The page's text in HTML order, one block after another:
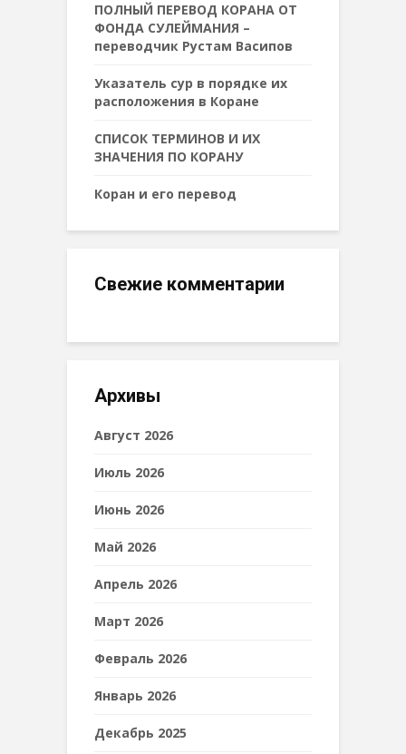
ПОЛНЫЙ ПЕРЕВОД КОРАНА ОТ
ФОНДА СУЛЕЙМАНИЯ –
переводчик Рустам Васипов
Указатель сур в порядке их
расположения в Коране
СПИСОК ТЕРМИНОВ И ИХ
ЗНАЧЕНИЯ ПО КОРАНУ
Коран и его перевод
Свежие комментарии
Архивы
Август 2026
Июль 2026
Июнь 2026
Май 2026
Апрель 2026
Март 2026
Февраль 2026
Январь 2026
Декабрь 2025